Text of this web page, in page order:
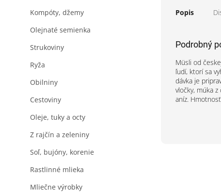
Kompóty, džemy
Olejnaté semienka
Strukoviny
Ryža
Obilniny
Cestoviny
Oleje, tuky a octy
Z rajčín a zeleniny
Soľ, bujóny, korenie
Rastlinné mlieka
Mliečne výrobky
Popis
Podrobný
Müsli od
ľudí, ktorí sa
dávka je
vločky, múka
aníz.